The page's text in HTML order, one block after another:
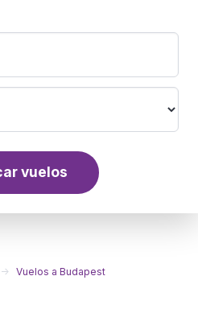
vuelos
Vuelos a Budapest